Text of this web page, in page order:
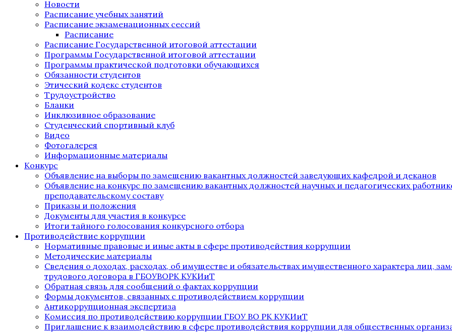
Новости
Расписание учебных занятий
Расписание экзаменационных сессий
Расписание
Расписание Государственной итоговой аттестации
Программы Государственной итоговой аттестации
Программы практической подготовки обучающихся
Обязанности студентов
Этический кодекс студентов
Трудоустройство
Бланки
Инклюзивное образование
Студенческий спортивный клуб
Видео
Фотогалерея
Информационные материалы
Конкурс
Объявление на выборы по замещению вакантных должностей заведующих кафедрой и деканов
Объявление на конкурс по замещению вакантных должностей научных и педагогических
преподавательскому составу
Приказы и положения
Документы для участия в конкурсе
Итоги тайного голосования конкурсного отбора
Противодействие коррупции
Нормативные правовые и иные акты в сфере противодействия коррупции
Методические материалы
Сведения о доходах, расходах, об имуществе и обязательствах имущественного характера лиц,
трудового договора в ГБОУВОРК КУКИиТ
Обратная связь для сообщений о фактах коррупции
Формы документов, связанных с противодействием коррупции
Антикоррупционная экспертиза
Комиссия по противодействию коррупции ГБОУ ВО РК КУКИиТ
Приглашение к взаимодействию в сфере противодействия коррупции для общественных